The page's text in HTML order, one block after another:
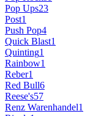
Pop Ups23
Post1
Push Pop4
Quick Blast1
Quinting1
Rainbow1
Reber1
Red Bull6
Reese's57
Renz Warenhandel1